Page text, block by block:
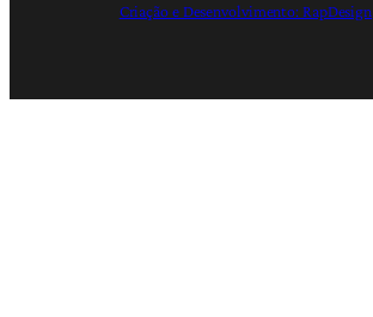
Criação e Desenvolvimento: RapDesign